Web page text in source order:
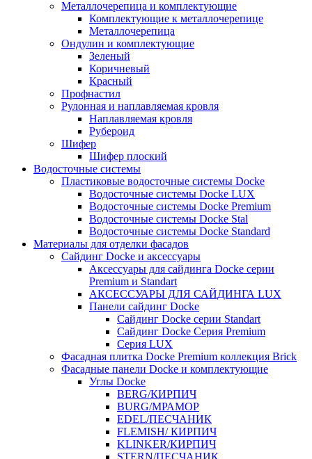
Металлочерепица и комплектующие
Комплектующие к металлочерепице
Металлочерепица
Ондулин и комплектующие
Зеленый
Коричневый
Красный
Профнастил
Рулонная и наплавляемая кровля
Наплавляемая кровля
Рубероид
Шифер
Шифер плоский
Водосточные системы
Пластиковые водосточные системы Docke
Водосточные системы Docke LUX
Водосточные системы Docke Premium
Водосточные системы Docke Stal
Водосточные системы Docke Standard
Материалы для отделки фасадов
Сайдинг Docke и аксессуары
Аксессуары для сайдинга Docke серии
Premium и Standart
АКСЕССУАРЫ ДЛЯ САЙДИНГА LUX
Панели сайдинг Docke
Cайдинг Docke серии Standart
Сайдинг Docke Серия Premium
Серия LUX
Фасадная плитка Docke Premium коллекция Brick
Фасадные панели Docke и комплектующие
Углы Docke
BERG/КИРПИЧ
BURG/МРАМОР
EDEL/ПЕСЧАНИК
FLEMISH/ КИРПИЧ
KLINKER/КИРПИЧ